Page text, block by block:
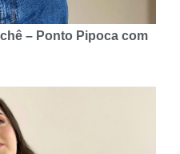
– Ponto Pipoca com